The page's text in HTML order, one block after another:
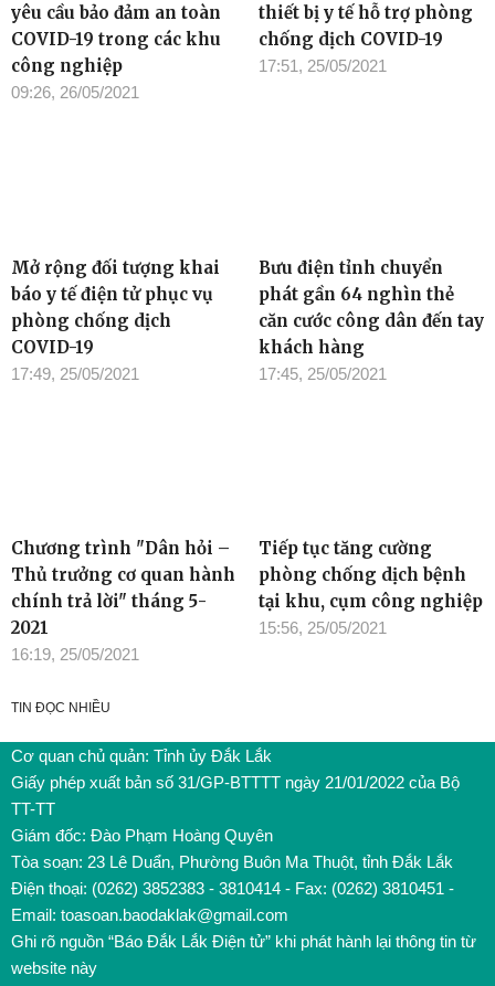
yêu cầu bảo đảm an toàn
COVID-19 trong các khu
công nghiệp
09:26, 26/05/2021
thiết bị y tế hỗ trợ phòng
chống dịch COVID-19
17:51, 25/05/2021
Mở rộng đối tượng khai
báo y tế điện tử phục vụ
phòng chống dịch
COVID-19
17:49, 25/05/2021
Bưu điện tỉnh chuyển
phát gần 64 nghìn thẻ
căn cước công dân đến tay
khách hàng
17:45, 25/05/2021
Chương trình "Dân hỏi –
Thủ trưởng cơ quan hành
chính trả lời" tháng 5-
2021
16:19, 25/05/2021
Tiếp tục tăng cường
phòng chống dịch bệnh
tại khu, cụm công nghiệp
15:56, 25/05/2021
TIN ĐỌC NHIỀU
Cơ quan chủ quản: Tỉnh ủy Đắk Lắk
Giấy phép xuất bản số 31/GP-BTTTT ngày 21/01/2022 của Bộ
TT-TT
Giám đốc: Đào Phạm Hoàng Quyên
Tòa soạn: 23 Lê Duẩn, Phường Buôn Ma Thuột, tỉnh Đắk Lắk
Điện thoại: (0262) 3852383 - 3810414 - Fax: (0262) 3810451 -
Email: toasoan.baodaklak@gmail.com
Ghi rõ nguồn “Báo Đắk Lắk Điện tử” khi phát hành lại thông tin từ
website này